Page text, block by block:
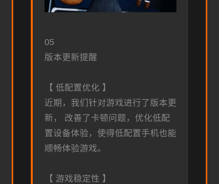
05
版本更新提醒
【 低配置优化 】
近期，我们针对游戏进行了版本更
新， 改善了卡顿问题，优化低配
置设备体验，使得低配置手机也能
顺畅体验游戏。
【 游戏稳定性 】